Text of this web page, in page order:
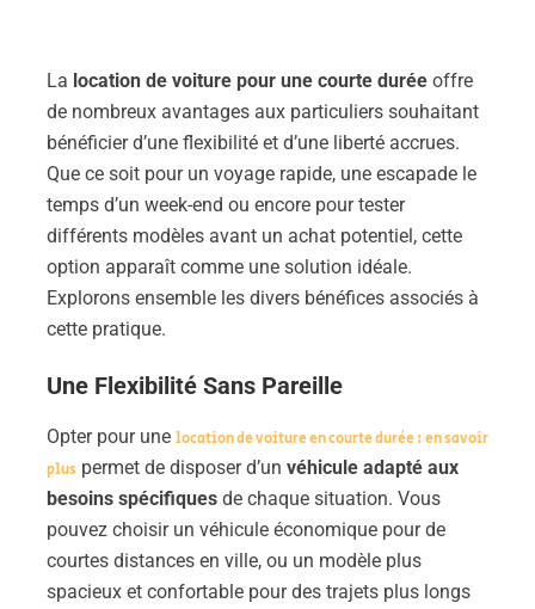
La location de voiture pour une courte durée offre
de nombreux avantages aux particuliers souhaitant
bénéficier d’une flexibilité et d’une liberté accrues.
Que ce soit pour un voyage rapide, une escapade le
temps d’un week-end ou encore pour tester
différents modèles avant un achat potentiel, cette
option apparaît comme une solution idéale.
Explorons ensemble les divers bénéfices associés à
cette pratique.
Une Flexibilité Sans Pareille
Opter pour une location de voiture en courte durée : en savoir
plus permet de disposer d’un véhicule adapté aux
besoins spécifiques de chaque situation. Vous
pouvez choisir un véhicule économique pour de
courtes distances en ville, ou un modèle plus
spacieux et confortable pour des trajets plus longs